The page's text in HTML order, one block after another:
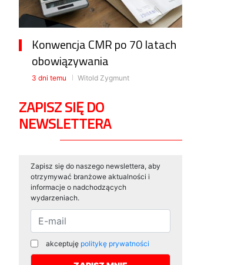
Konwencja CMR po 70 latach
obowiązywania
3 dni temu Witold Zygmunt
ZAPISZ SIĘ DO
NEWSLETTERA
Zapisz się do naszego newslettera, aby
otrzymywać branżowe aktualności i
informacje o nadchodzących
wydarzeniach.
akceptuję politykę prywatności